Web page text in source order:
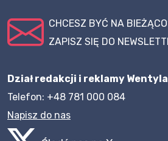
CHCESZ BYĆ NA
ZAPISZ SIĘ DO
Dział redakcji i reklamy
Telefon: +48 781 000 084
Napisz do nas